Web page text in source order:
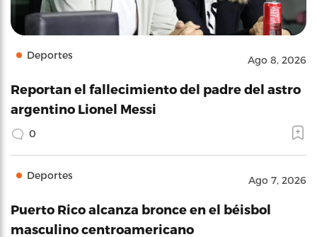
Deportes Ago 8, 2026
Reportan el fallecimiento del padre del astro
argentino Lionel Messi
0
Deportes Ago 7, 2026
Puerto Rico alcanza bronce en el béisbol
masculino centroamericano